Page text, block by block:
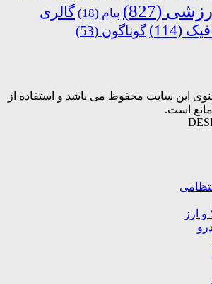
(827) پیام (18)
گالری
(114) گوناگون (53)
این سایت محفوظ می باشد و استفاده از
است.
و ارز